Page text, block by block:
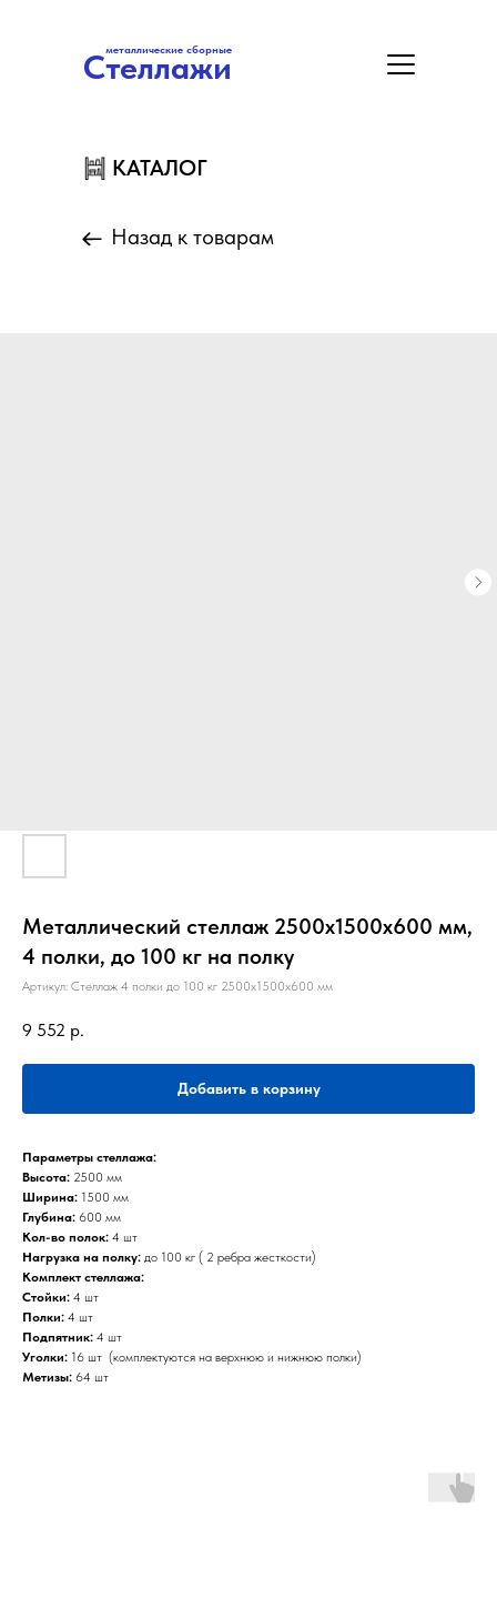
Стеллажи
металлические сборные
Стеллажи
КАТАЛОГ
Назад к товарам
Металлический стеллаж 2500х1500х600 мм,
4 полки, до 100 кг на полку
Артикул: Стеллаж 4 полки до 100 кг 2500х1500х600 мм
9 552 р.
Добавить в корзину
Параметры стеллажа:
Высота: 2500 мм
Ширина: 1500 мм
Глубина: 600 мм
Кол-во полок: 4 шт
Нагрузка на полку: до 100 кг ( 2 ребра жесткости)
Комплект стеллажа:
Стойки: 4 шт
Полки: 4 шт
Подпятник: 4 шт
Уголки: 16 шт (комплектуются на верхнюю и нижнюю полки)
Метизы: 64 шт